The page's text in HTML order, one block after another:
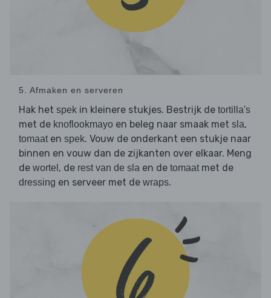
5. Afmaken en serveren
Hak het spek in kleinere stukjes. Bestrijk de tortilla's
met de knoflookmayo en beleg naar smaak met sla,
tomaaten spek. Vouw de onderkant een stukje naar
binnen en vouw dan de zijkanten over elkaar. Meng
de wortel , de rest van de sla en de tomaatmet de
dressing en serveer met de wraps.